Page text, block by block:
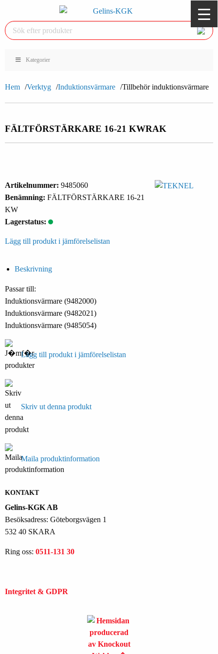
Kategorier
Hem Verktyg Induktionsvärmare Tillbehör induktionsvärmare
FÄLTFÖRSTÄRKARE 16-21 KWRAK
Artikelnummer: 9485060
Benämning: FÄLTFÖRSTÄRKARE 16-21
KW
Lagerstatus:
Lägg till produkt i jämförelselistan
Beskrivning
Passar till:
Induktionsvärmare (9482000)
Induktionsvärmare (9482021)
Induktionsvärmare (9485054)
Lägg till produkt i jämförelselistan
Skriv ut denna produkt
Maila produktinformation
KONTAKT
Gelins-KGK AB
Besöksadress: Göteborgsvägen 1
532 40 SKARA
Ring oss: 0511-131 30
Integritet & GDPR